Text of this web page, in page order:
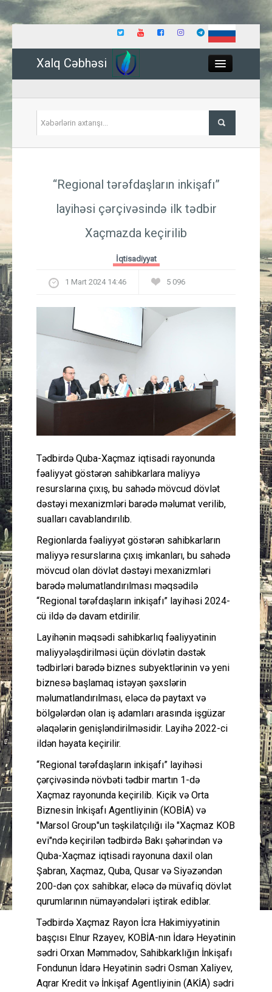
Xalq Cəbhəsi
İqtisadiyyat
Güney Azərbaycan
Mədəniyyət
İdman
Cəmiyyət
Peşə etikası
Əlaqə
“Regional tərəfdaşların inkişafı”
layihəsi çərçivəsində ilk tədbir
Xaçmazda keçirilib
İqtisadiyyat
1 Mart 2024 14:46 5 096
Tədbirdə Quba-Xaçmaz iqtisadi rayonunda
fəaliyyət göstərən sahibkarlara maliyyə
resurslarına çıxış, bu sahədə mövcud dövlət
dəstəyi mexanizmləri barədə məlumat verilib,
sualları cavablandırılıb.
Regionlarda fəaliyyət göstərən sahibkarların
maliyyə resurslarına çıxış imkanları, bu sahədə
mövcud olan dövlət dəstəyi mexanizmləri
barədə məlumatlandırılması məqsədilə
“Regional tərəfdaşların inkişafı” layihəsi 2024-
cü ildə də davam etdirilir.
Layihənin məqsədi sahibkarlıq fəaliyyətinin
maliyyələşdirilməsi üçün dövlətin dəstək
tədbirləri barədə biznes subyektlərinin və yeni
biznesə başlamaq istəyən şəxslərin
məlumatlandırılması, eləcə də paytaxt və
bölgələrdən olan iş adamları arasında işgüzar
əlaqələrin genişləndirilməsidir. Layihə 2022-ci
ildən həyata keçirilir.
“Regional tərəfdaşların inkişafı” layihəsi
çərçivəsində növbəti tədbir martın 1-də
Xaçmaz rayonunda keçirilib. Kiçik və Orta
Biznesin İnkişafı Agentliyinin (KOBİA) və
"Marsol Group"un təşkilatçılığı ilə "Xaçmaz KOB
evi"ndə keçirilən tədbirdə Bakı şəhərindən və
Quba-Xaçmaz iqtisadi rayonuna daxil olan
Şabran, Xaçmaz, Quba, Qusar və Siyəzəndən
200-dən çox sahibkar, eləcə də müvafiq dövlət
qurumlarının nümayəndələri iştirak ediblər.
Tədbirdə Xaçmaz Rayon İcra Hakimiyyətinin
başçısı Elnur Rzayev, KOBİA-nın İdarə Heyətinin
sədri Orxan Məmmədov, Sahibkarklığın İnkişafı
Fondunun İdarə Heyətinin sədri Osman Xaliyev,
Aqrar Kredit və İnkişaf Agentliyinin (AKİA) sədri